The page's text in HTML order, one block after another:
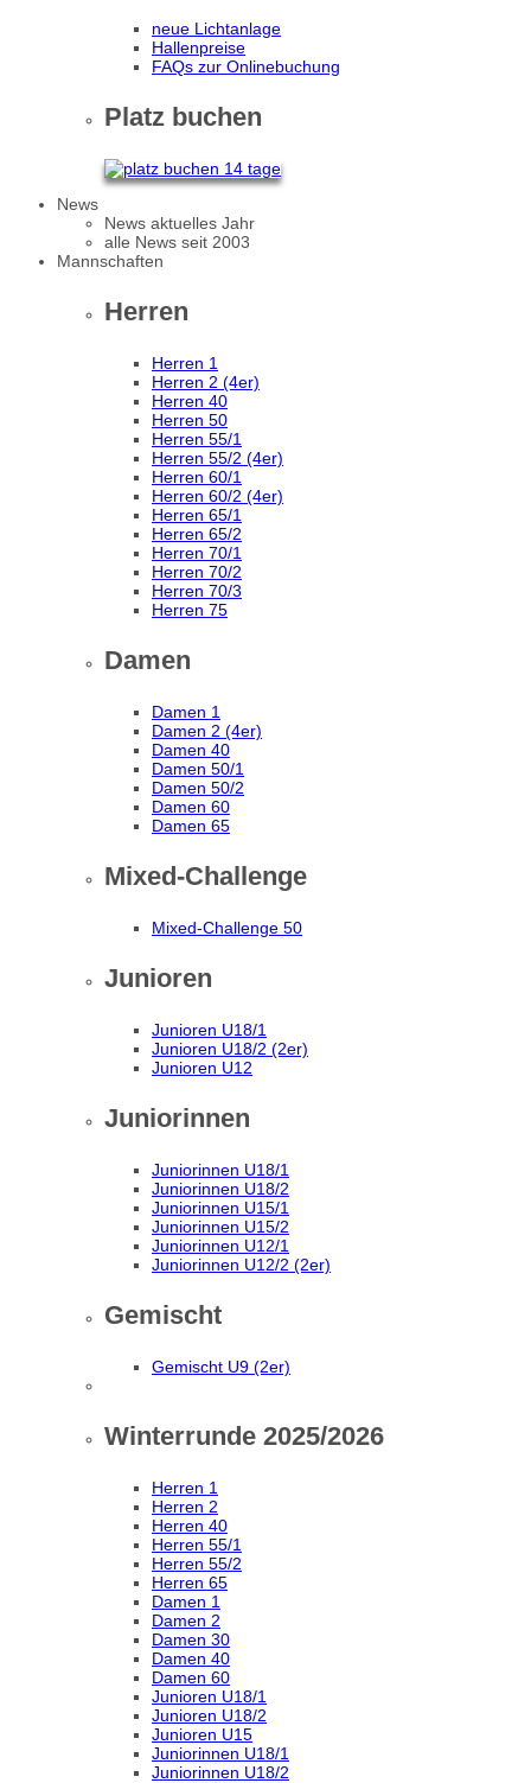
neue Lichtanlage
Hallenpreise
FAQs zur Onlinebuchung
Platz buchen
News
News aktuelles Jahr
alle News seit 2003
Mannschaften
Herren
Herren 1
Herren 2 (4er)
Herren 40
Herren 50
Herren 55/1
Herren 55/2 (4er)
Herren 60/1
Herren 60/2 (4er)
Herren 65/1
Herren 65/2
Herren 70/1
Herren 70/2
Herren 70/3
Herren 75
Damen
Damen 1
Damen 2 (4er)
Damen 40
Damen 50/1
Damen 50/2
Damen 60
Damen 65
Mixed-Challenge
Mixed-Challenge 50
Junioren
Junioren U18/1
Junioren U18/2 (2er)
Junioren U12
Juniorinnen
Juniorinnen U18/1
Juniorinnen U18/2
Juniorinnen U15/1
Juniorinnen U15/2
Juniorinnen U12/1
Juniorinnen U12/2 (2er)
Gemischt
Gemischt U9 (2er)
Winterrunde 2025/2026
Herren 1
Herren 2
Herren 40
Herren 55/1
Herren 55/2
Herren 65
Damen 1
Damen 2
Damen 30
Damen 40
Damen 60
Junioren U18/1
Junioren U18/2
Junioren U15
Juniorinnen U18/1
Juniorinnen U18/2